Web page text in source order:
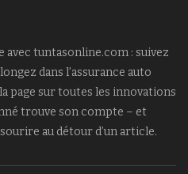
avec tuntasonline.com : suivez
dans l’assurance auto
page sur toutes les innovations
trouve son compte – et
au détour d’un article.